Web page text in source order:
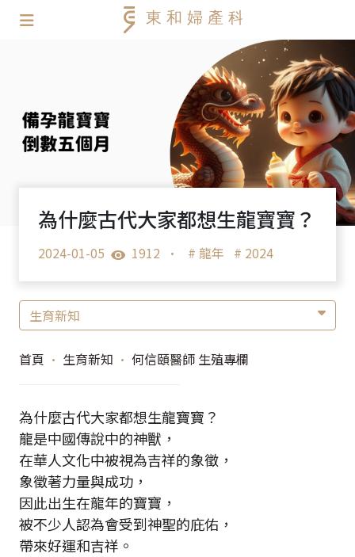
為什麼古代大家都想生龍寶寶？
2024-01-05 1912 • # 龍年 # 2024
生育新知
首頁 • 生育新知 • 何信頤醫師 生殖專欄
為什麼古代大家都想生龍寶寶？
龍是中國傳說中的神獸，
在華人文化中被視為吉祥的象徵，
象徵著力量與成功，
因此出生在龍年的寶寶，
被不少人認為會受到神聖的庇佑，
帶來好運和吉祥。